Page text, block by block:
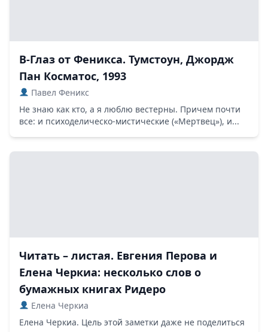
В-Глаз от Феникса. Тумстоун, Джордж
Пан Косматос, 1993
Павел Феникс
Не знаю как кто, а я люблю вестерны. Причем почти
все: и психоделическо-мистические («Мертвец»), и...
Читать – листая. Евгения Перова и
Елена Черкиа: несколько слов о
бумажных книгах Ридеро
Елена Черкиа
Елена Черкиа. Цель этой заметки даже не поделиться